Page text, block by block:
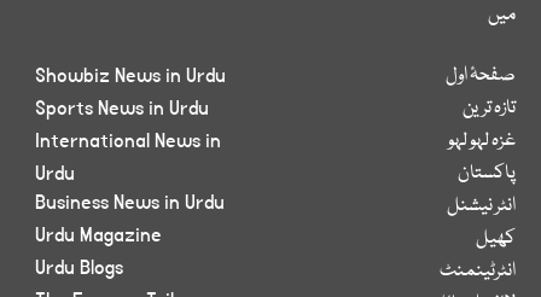
میں
صفحۂ اول
تازہ ترین
غزہ لہو لہو
پاکستان
انٹر نیشنل
کھیل
انٹرٹینمنٹ
Showbiz News in Urdu
Sports News in Urdu
International News in
Urdu
Business News in Urdu
Urdu Magazine
Urdu Blogs